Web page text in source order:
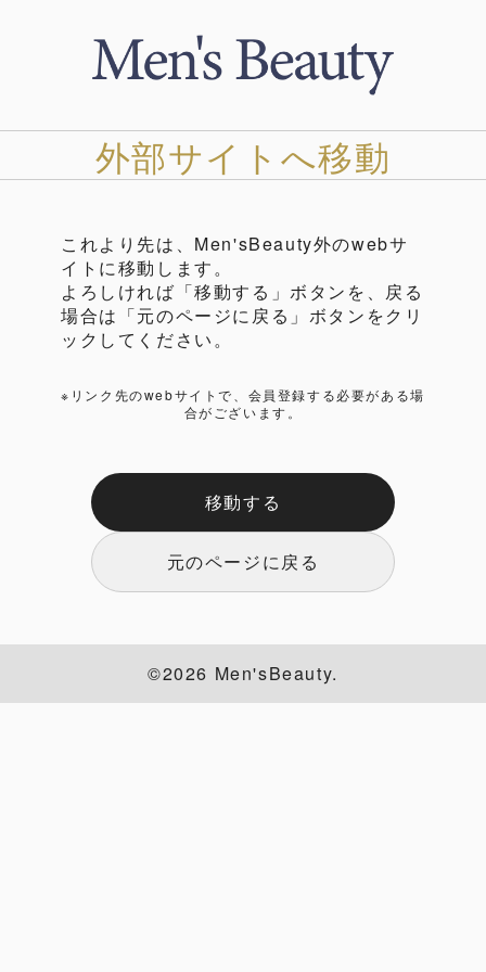
外部サイトへ移動
これより先は、Men'sBeauty外のwebサ
イトに移動します。
よろしければ「移動する」ボタンを、戻る
場合は「元のページに戻る」ボタンをクリ
ックしてください。
※リンク先のwebサイトで、会員登録する必要がある場
合がございます。
移動する
元のページに戻る
©2026 Men'sBeauty.